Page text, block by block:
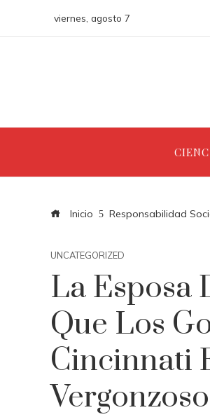
viernes, agosto 7
Inicio Responsabilidad
UNCATEGORIZED
La Esposa
Que Los
Cincinnati